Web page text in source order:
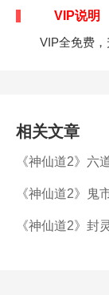
VIP说明
VIP全免费，
相关文章
《神仙道2》六
《神仙道2》鬼
《神仙道2》封